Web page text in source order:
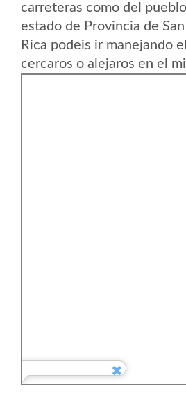
carreteras como del
estado de Provincia de
Rica podeis ir manejando
cercaros o alejaros en el